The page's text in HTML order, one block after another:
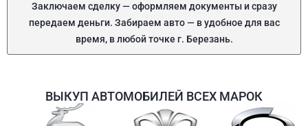
Заключаем сделку — оформляем документы и сразу
передаем деньги. Забираем авто — в удобное для вас
время, в любой точке г. Березань.
ВЫКУП АВТОМОБИЛЕЙ ВСЕХ МАРОК